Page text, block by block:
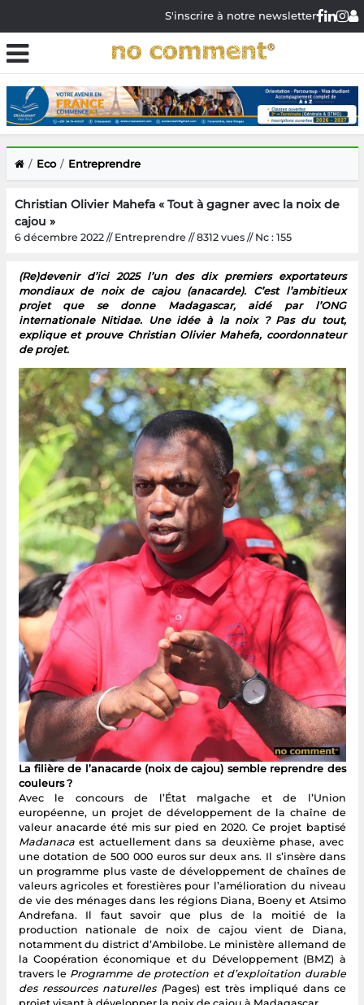
S'inscrire à notre newsletter
Eco Entreprendre
Christian Olivier Mahefa « Tout à gagner avec la noix de
cajou »
6 décembre 2022 // Entreprendre // 8312 vues // Nc : 155
(Re)devenir d’ici 2025 l’un des dix premiers exportateurs
mondiaux de noix de cajou (anacarde). C’est l’ambitieux
projet que se donne Madagascar, aidé par l’ONG
internationale Nitidae. Une idée à la noix ? Pas du tout,
explique et prouve Christian Olivier Mahefa, coordonnateur
de projet.
La filière de l’anacarde (noix de cajou) semble reprendre des
couleurs ?
Avec le concours de l’État malgache et de l’Union
européenne, un projet de développement de la chaîne de
valeur anacarde été mis sur pied en 2020. Ce projet baptisé
Madanacaest actuellement dans sa deuxième phase, avec
une dotation de 500 000 euros sur deux ans. Il s’insère dans
un programme plus vaste de développement de chaînes de
valeurs agricoles et forestières pour l’amélioration du niveau
de vie des ménages dans les régions Diana, Boeny et Atsimo
Andrefana. Il faut savoir que plus de la moitié de la
production nationale de noix de cajou vient de Diana,
notamment du district d’Ambilobe. Le ministère allemand de
la Coopération économique et du Développement (BMZ) à
travers le Programme de protection et d’exploitation durable
des ressources naturelles (Pages) est très impliqué dans ce